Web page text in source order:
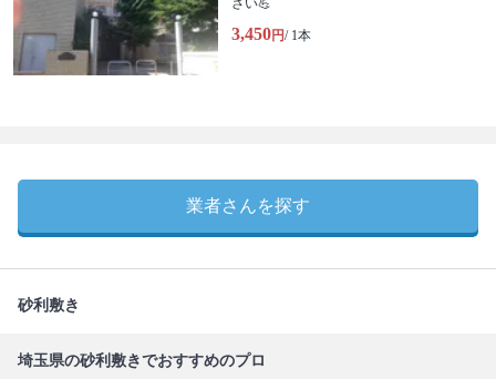
さい💪
3,450円/ 1本
業者さんを探す
砂利敷き
埼玉県の砂利敷きでおすすめのプロ